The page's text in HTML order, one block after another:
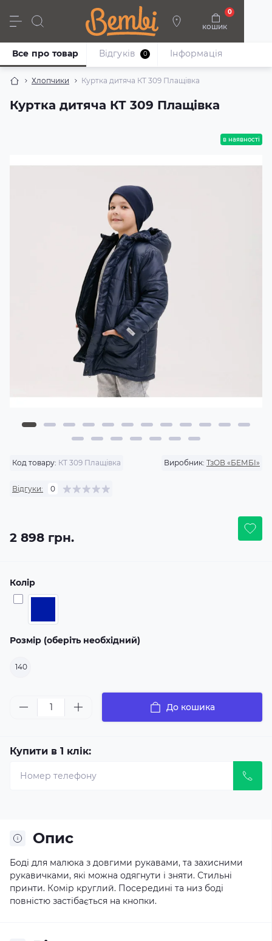
кошик
0
Дівчата Хлопці Немовлята Взуття
Хлопчики Куртка дитяча КТ 309 Плащівка
Куртка дитяча КТ 309 Плащівка
Все про товар Відгуків 0 Iнформація
в наявності
Код товару: КТ 309 Плащівка Виробник: ТзОВ «БЕМБІ»
Відгуки: 0
2 898 грн.
Колір
Розмір (оберіть необхідний)
140
До кошика
Купити в 1 клік:
Опис
Боді для малюка з довгими рукавами, та захисними
рукавичками, які можна одягнути і зняти. Стильні
принти. Комір круглий. Посередині та низ боді
повністю застібається на кнопки.